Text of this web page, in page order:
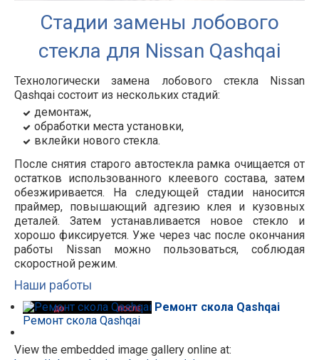
Стадии замены лобового
стекла для Nissan Qashqai
Технологически замена лобового стекла Nissan
Qashqai состоит из нескольких стадий:
демонтаж,
обработки места установки,
вклейки нового стекла.
После снятия старого автостекла рамка очищается от
остатков использованного клеевого состава, затем
обезжиривается. На следующей стадии наносится
праймер, повышающий адгезию клея и кузовных
деталей. Затем устанавливается новое стекло и
хорошо фиксируется. Уже через час после окончания
работы Nissan можно пользоваться, соблюдая
скоростной режим.
Наши работы
Ремонт скола Qashqai
Ремонт скола Qashqai
View the embedded image gallery online at: